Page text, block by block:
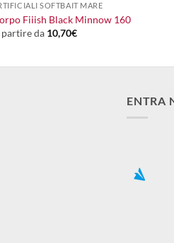
SOFTBAIT MARE
Fiiish Black Minnow 160
da 10,70€
ENTRA